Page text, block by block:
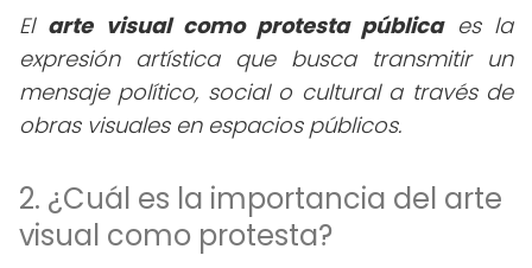
El arte visual como protesta públicaes la
expresión artística que busca transmitir un
mensaje político, social o cultural a través de
obras visuales en espacios públicos.
2. ¿Cuál es la importancia del arte
visual como protesta?